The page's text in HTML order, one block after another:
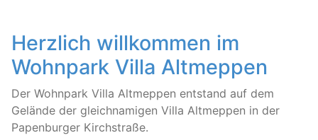
Herzlich willkommen im
Wohnpark Villa Altmeppen
Der Wohnpark Villa Altmeppen entstand auf dem
Gelände der gleichnamigen Villa Altmeppen in der
Papenburger Kirchstraße.